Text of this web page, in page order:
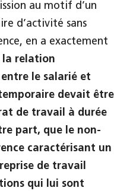
au motif d’un
d’activité sans
en a exactement
la relation
le salarié et
devait être
de travail à durée
part, que le non-
caractérisant un
de travail
qui lui sont